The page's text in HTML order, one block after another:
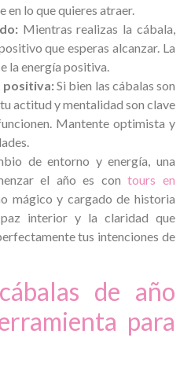
en lo que quieres atraer.
Mientras realizas la cábala,
que esperas alcanzar. La
la energía positiva.
positiva:Si bien las cábalas son
actitud y mentalidad son clave
Mantente optimista y
de entorno y energía, una
el año es contours en
mágico y cargado de historia
interior y la claridad que
tus intenciones de
de año
para